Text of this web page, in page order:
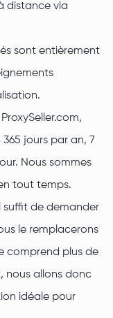
distance via
sont entièrement
jours par an, 7
Nous sommes
tout temps.
suffit de demander
le remplacerons
comprend plus de
nous allons donc
idéale pour